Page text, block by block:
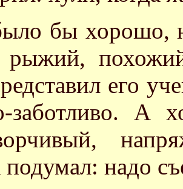
бы хорошо,
рыжий,
его
заботливо. А
надо